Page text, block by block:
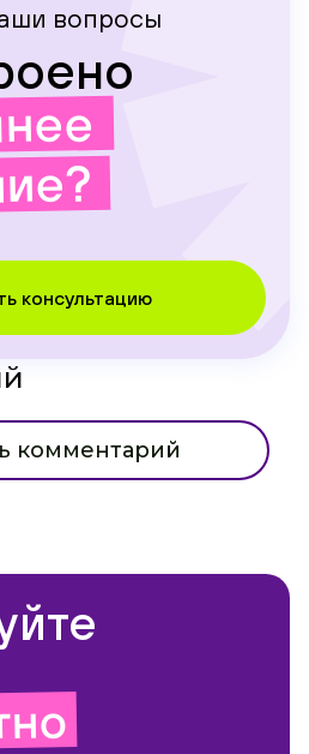
вопросы
консультацию
комментарий